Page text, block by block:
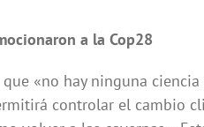
a la Cop28
«no hay ninguna
controlar el cambio